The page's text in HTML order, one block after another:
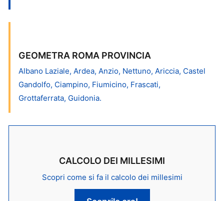
GEOMETRA ROMA PROVINCIA
Albano Laziale, Ardea, Anzio, Nettuno, Ariccia, Castel
Gandolfo, Ciampino, Fiumicino, Frascati,
Grottaferrata, Guidonia.
CALCOLO DEI MILLESIMI
Scopri come si fa il calcolo dei millesimi